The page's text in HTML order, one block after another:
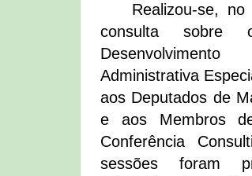
Realizou-se,
consulta sobre
Administrativa
aos Deputados de
e aos Membros
Conferência
sessões foram